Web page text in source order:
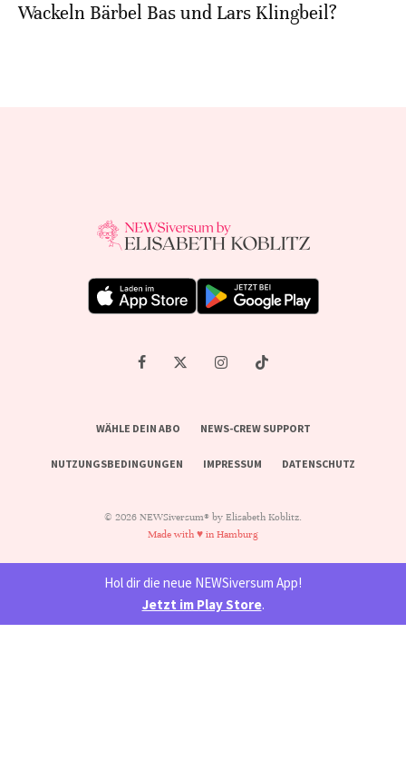
Wackeln Bärbel Bas und Lars Klingbeil?
WÄHLE DEIN ABO NEWS-CREW SUPPORT
NUTZUNGSBEDINGUNGEN IMPRESSUM DATENSCHUTZ
© 2026 NEWSiversum® by Elisabeth Koblitz.
Made with ♥ in Hamburg
Hol dir die neue NEWSiversum App!
Jetzt im Play Store.